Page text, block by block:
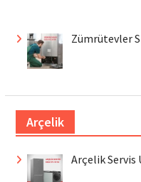
Zümrütevler
Arçelik
Arçelik Servis